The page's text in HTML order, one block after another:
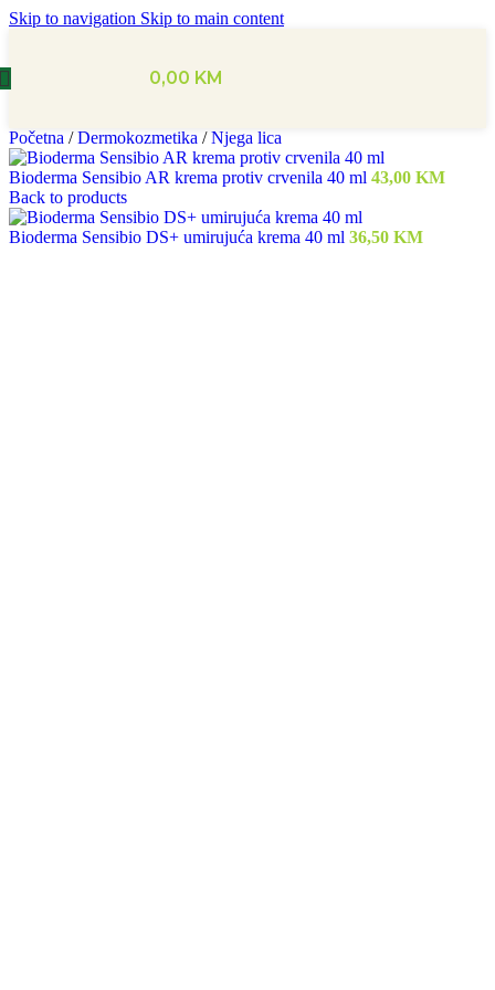
Skip to navigation Skip to main content
0,00 KM
Početna / Dermokozmetika / Njega lica
Bioderma Sensibio AR krema protiv crvenila 40 ml 43,00 KM
Back to products
Bioderma Sensibio DS+ umirujuća krema 40 ml 36,50 KM